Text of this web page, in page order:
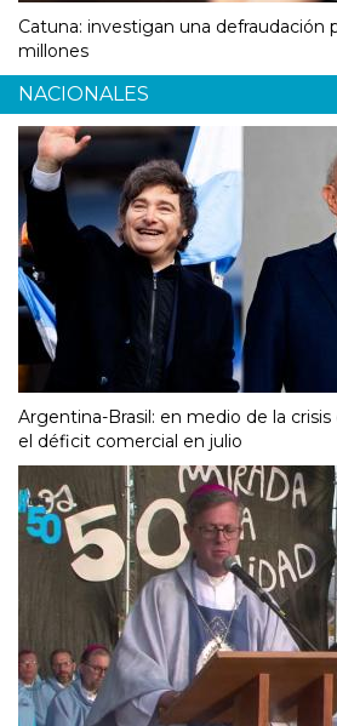
Catuna: investigan una defraudación
millones
NACIONALES
Argentina-Brasil: en medio de la
el déficit comercial en julio